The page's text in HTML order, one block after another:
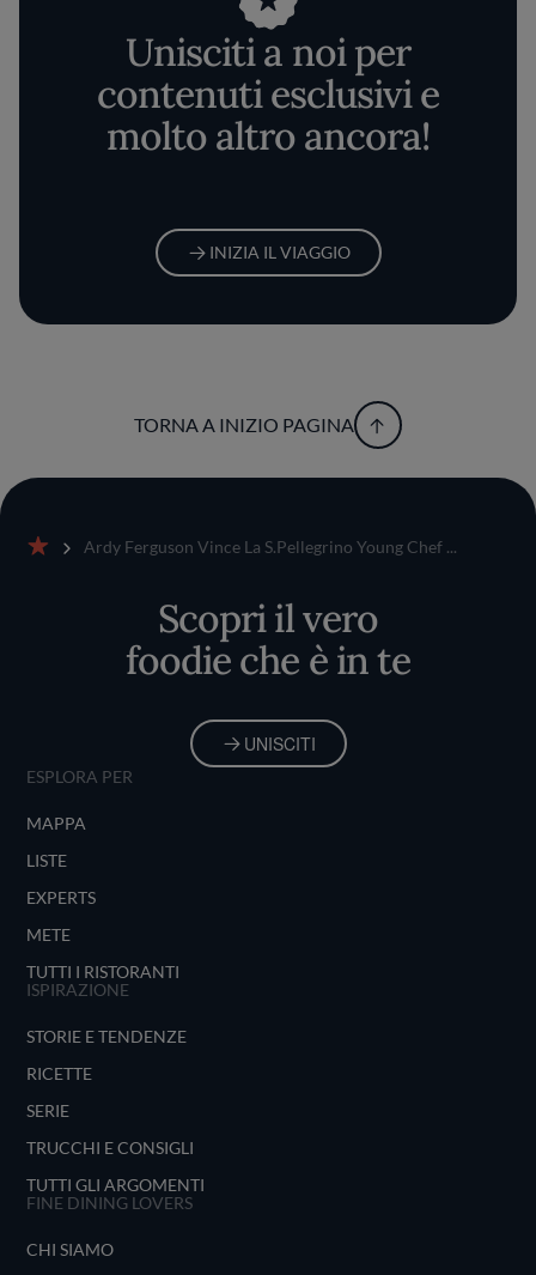
Unisciti a noi per
contenuti esclusivi e
molto altro ancora!
INIZIA IL VIAGGIO
TORNA A INIZIO PAGINA
Ardy Ferguson Vince La S.Pellegrino Young Chef ...
Scopri il vero
foodie che è in te
UNISCITI
ESPLORA PER
MAPPA
LISTE
EXPERTS
METE
TUTTI I RISTORANTI
ISPIRAZIONE
STORIE E TENDENZE
RICETTE
SERIE
TRUCCHI E CONSIGLI
TUTTI GLI ARGOMENTI
FINE DINING LOVERS
CHI SIAMO